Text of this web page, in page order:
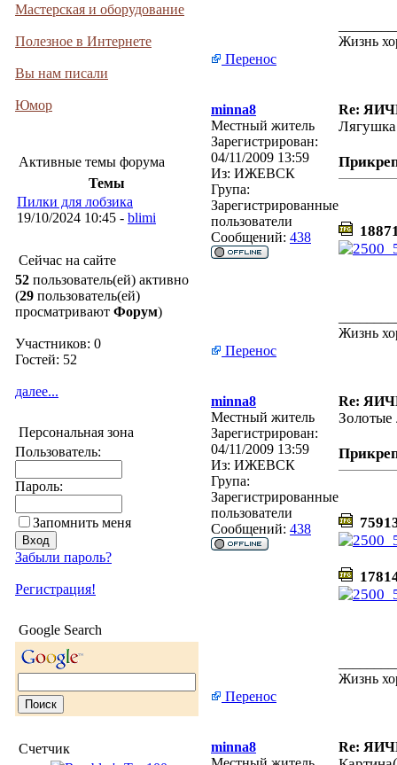
Мастерская и оборудование
Полезное в Интернете
Вы нам писали
Юмор
Активные темы форума
Темы
Пилки для лобзика
19/10/2024 10:45 - blimi
Сейчас на сайте
52 пользователь(ей) активно
(29 пользователь(ей)
просматривают Форум)
Участников: 0
Гостей: 52
далее...
Персональная зона
Пользователь:
Пароль:
Запомнить меня
Забыли пароль?
Регистрация!
Google Search
Счетчик
Жизнь
Перенос
minna8
Re:
Местный житель
Зарегистрирован:
04/11/2009 13:59
Из: ИЖЕВСК
Група:
Зарегистрированные
пользователи
Сообщений: 438
Лягушка
Жизнь
Перенос
minna8
Re:
Местный житель
Зарегистрирован:
04/11/2009 13:59
Из: ИЖЕВСК
Група:
Зарегистрированные
пользователи
Сообщений: 438
Золотые
Жизнь
Перенос
minna8
Re: